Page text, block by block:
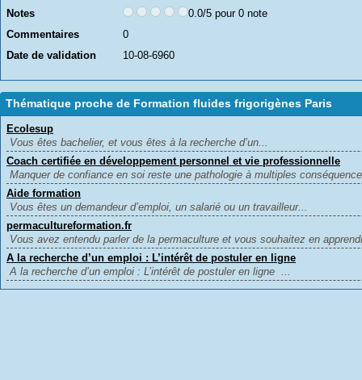
Notes
0.0/5 pour 0 note
Commentaires
0
Date de validation
10-08-6960
Thématique proche de Formation fluides frigorigènes Paris
Ecolesup
Vous êtes bachelier, et vous êtes à la recherche d’un...
Coach certifiée en développement personnel et vie professionnelle
Manquer de confiance en soi reste une pathologie à multiples
Aide formation
Vous êtes un demandeur d’emploi, un salarié ou un travailleur...
permacultureformation.fr
Vous avez entendu parler de la permaculture et vous souhaitez en
A la recherche d’un emploi : L’intérêt de postuler en ligne
A la recherche d’un emploi : L’intérêt de postuler en ligne ...